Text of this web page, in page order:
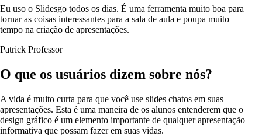
Eu uso o Slidesgo todos os dias. É uma ferramenta muito boa para
tornar as coisas interessantes para a sala de aula e poupa muito
tempo na criação de apresentações.
Patrick Professor
O que os usuários dizem sobre nós?
A vida é muito curta para que você use slides chatos em suas
apresentações. Esta é uma maneira de os alunos entenderem que o
design gráfico é um elemento importante de qualquer apresentação
informativa que possam fazer em suas vidas.